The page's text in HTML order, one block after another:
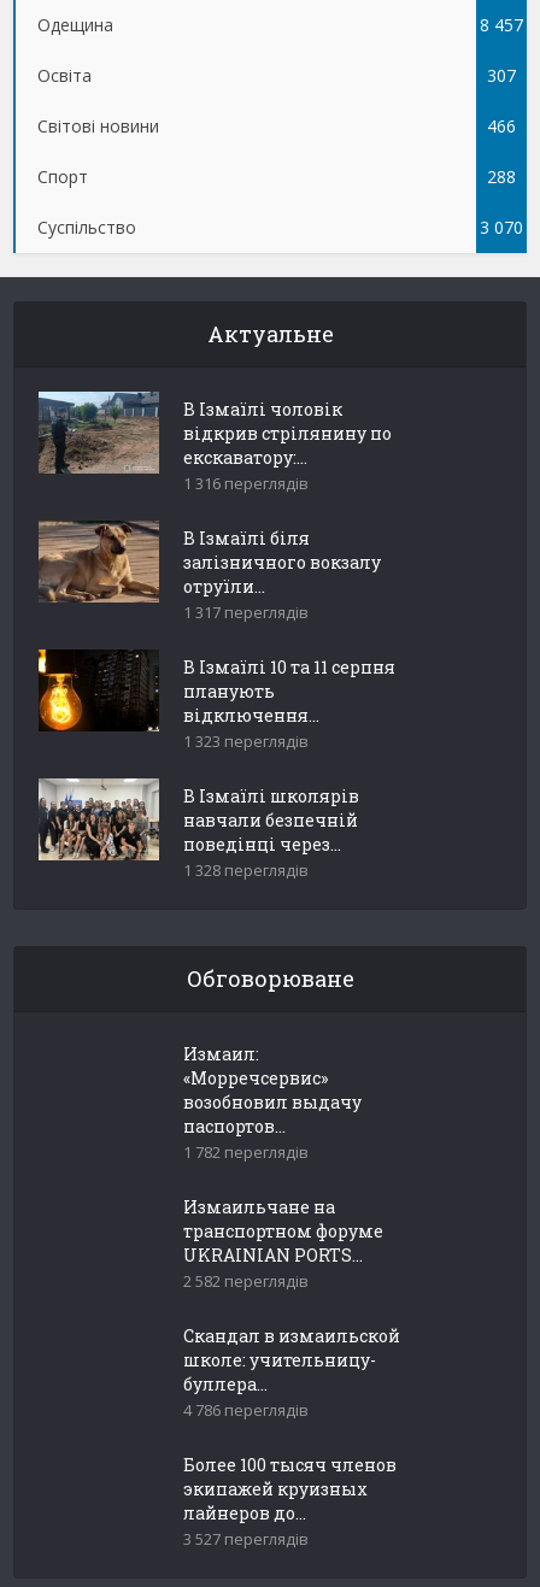
Одещина 8 457
Освіта 307
Світові новини 466
Спорт 288
Суспільство 3 070
Актуальне
В Ізмаїлі чоловік
відкрив стрілянину по
екскаватору:...
1 316 переглядів
В Ізмаїлі біля
залізничного вокзалу
отруїли...
1 317 переглядів
В Ізмаїлі 10 та 11 серпня
планують
відключення...
1 323 переглядів
В Ізмаїлі школярів
навчали безпечній
поведінці через...
1 328 переглядів
Обговорюване
Измаил:
«Морречсервис»
возобновил выдачу
паспортов...
1 782 переглядів
Измаильчане на
транспортном форуме
UKRAINIAN PORTS...
2 582 переглядів
Скандал в измаильской
школе: учительницу-
буллера...
4 786 переглядів
Более 100 тысяч членов
экипажей круизных
лайнеров до...
3 527 переглядів